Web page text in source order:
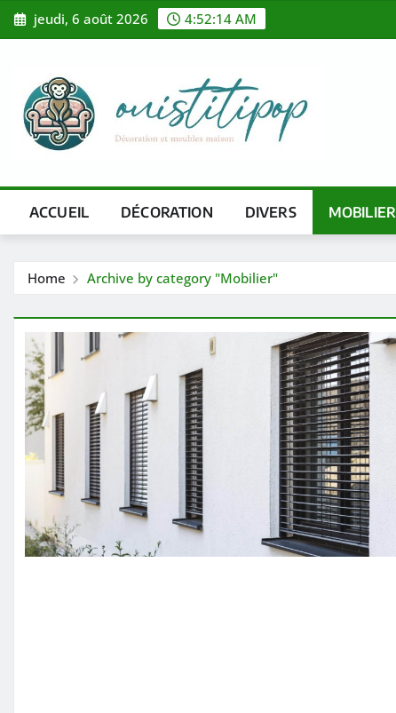
Skip
to
jeudi, 6 août 2026 4:52:15 AM
ACCUEIL DÉCORATION DIVERS MOBILIER
Home Archive by category "Mobilier"